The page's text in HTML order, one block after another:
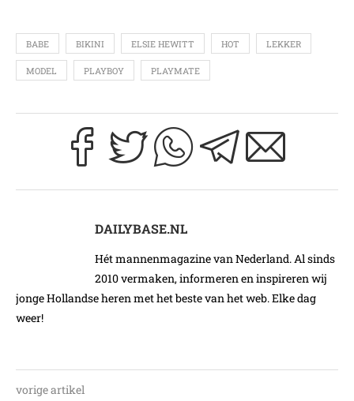
BABE BIKINI ELSIE HEWITT HOT LEKKER
MODEL PLAYBOY PLAYMATE
DAILYBASE.NL
Hét mannenmagazine van Nederland. Al sinds
2010 vermaken, informeren en inspireren wij
jonge Hollandse heren met het beste van het web. Elke dag
weer!
vorige artikel